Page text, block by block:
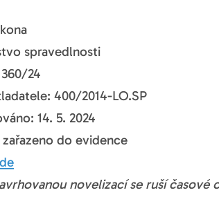
spravedlnosti
24
400/2014-LO.SP
14. 5. 2024
do evidence
novelizací se ruší časové